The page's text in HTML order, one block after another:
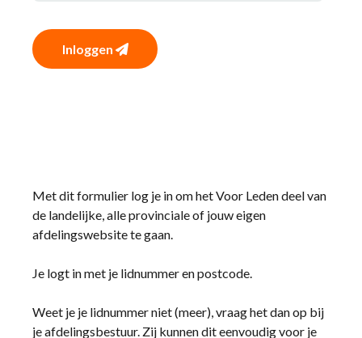
Inloggen
Met dit formulier log je in om het Voor Leden deel van
de landelijke, alle provinciale of jouw eigen
afdelingswebsite te gaan.
Je logt in met je lidnummer en postcode.
Weet je je lidnummer niet (meer), vraag het dan op bij
je afdelingsbestuur. Zij kunnen dit eenvoudig voor je